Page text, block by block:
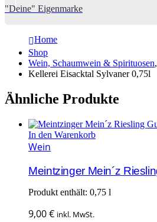
"Deine" Eigenmarke
Home
Shop
Wein, Schaumwein & Spirituosen,
Kellerei Eisacktal Sylvaner 0,75l
Ähnliche Produkte
In den Warenkorb
Wein
Meintzinger Mein´z
Produkt enthält: 0,75 l
9,00€ inkl. MwSt.